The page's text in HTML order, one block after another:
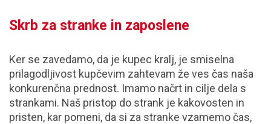
Skrb za stranke in zaposlene
Ker se zavedamo, da je kupec kralj, je smiselna
prilagodljivost kupčevim zahtevam že ves čas naša
konkurenčna prednost. Imamo načrt in cilje dela s
strankami. Naš pristop do strank je kakovosten in
pristen, kar pomeni, da si za stranke vzamemo čas,